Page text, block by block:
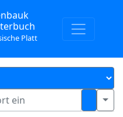
Platt